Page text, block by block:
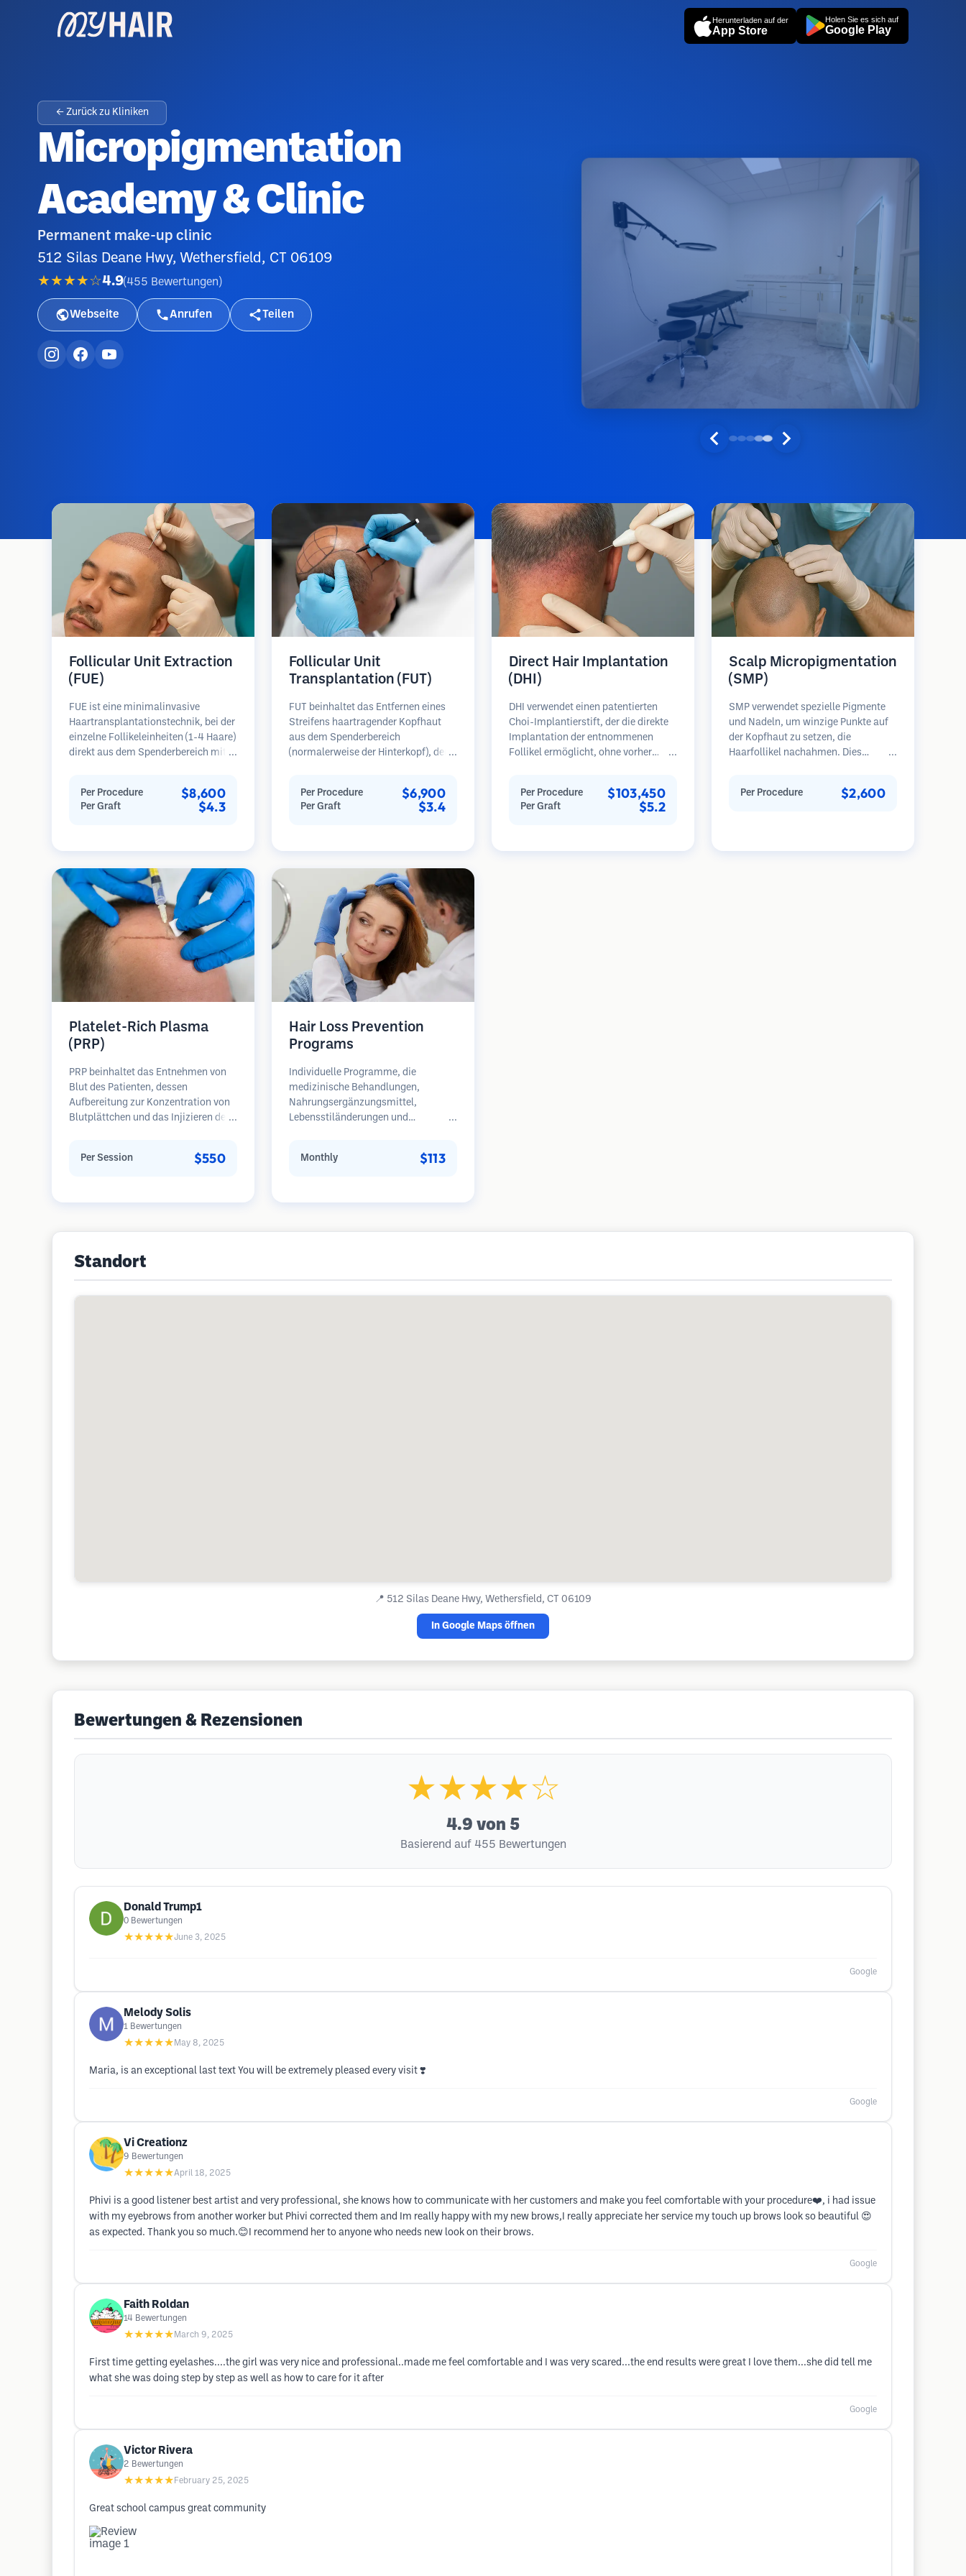
Herunterladen auf der
App Store
Holen Sie es sich auf
Google Play
← Zurück zu Kliniken
Micropigmentation
Academy & Clinic
Permanent make-up clinic
512 Silas Deane Hwy, Wethersfield, CT 06109
★★★★☆4.9(455 Bewertungen )
Webseite Anrufen Teilen
Follicular Unit Extraction
(FUE)
FUE ist eine minimalinvasive
Haartransplantationstechnik, bei der
einzelne Follikeleinheiten (1-4 Haare)
direkt aus dem Spenderbereich mit
werden dann in die
Empfängerbereiche in kahlen Zonen
schnellere Heilung im Vergleich zu
Streifenentnahmemethoden.
Per Procedure $8,600
Per Graft $4.3
Follicular Unit
Transplantation (FUT)
FUT beinhaltet das Entfernen eines
Streifens haartragender Kopfhaut
aus dem Spenderbereich
(normalerweise der Hinterkopf), der
Diese Einheiten werden in den
Empfängerbereich transplantiert.
Per Procedure $6,900
Per Graft $3.4
Direct Hair Implantation
(DHI)
DHI verwendet einen patentierten
Choi-Implantierstift, der die direkte
Implantation der entnommenen
Follikel ermöglicht, ohne vorher
Kontrolle über Tiefe, Richtung und
Winkel der implantierten Haare und
Per Procedure $103,450
Per Graft $5.2
Scalp Micropigmentation
(SMP)
SMP verwendet spezielle Pigmente
und Nadeln, um winzige Punkte auf
der Kopfhaut zu setzen, die
Haarfollikel nachahmen. Dies
rasierten Kopfes. Das Verfahren
Per Procedure $2,600
Platelet-Rich Plasma
(PRP)
PRP beinhaltet das Entnehmen von
Blut des Patienten, dessen
Aufbereitung zur Konzentration von
Blutplättchen und das Injizieren des
Wachstumsfaktoren in den
erforderlich.
Per Session $550
Hair Loss Prevention
Programs
Individuelle Programme, die
medizinische Behandlungen,
Nahrungsergänzungsmittel,
Lebensstiländerungen und
Haarausfalls kombinieren.
Monthly $113
Standort
📍 512 Silas Deane Hwy, Wethersfield, CT 06109
In Google Maps öffnen
Bewertungen & Rezensionen
★★★★☆
4.9 von 5
Basierend auf 455 Bewertungen
Donald Trump1
0 Bewertungen
★★★★★June 3, 2025
Google
Melody Solis
1 Bewertungen
★★★★★ May 8, 2025
Maria, is an exceptional last text You will be extremely pleased every visit ❣️
Google
Vi Creationz
9 Bewertungen
★★★★★April 18, 2025
Phivi is a good listener best artist and very professional, she knows how to communicate with her customers and make you feel comfortable with your procedure❤️, i had issue
with my eyebrows from another worker but Phivi corrected them and Im really happy with my new brows,I really appreciate her service my touch up brows look so beautiful 😍
as expected. Thank you so much.😊I recommend her to anyone who needs new look on their brows.
Google
Faith Roldan
14 Bewertungen
★★★★★ March 9, 2025
First time getting eyelashes....the girl was very nice and professional..made me feel comfortable and I was very scared...the end results were great I love them...she did tell me
what she was doing step by step as well as how to care for it after
Google
Victor Rivera
2 Bewertungen
★★★★★ February 25, 2025
Great school campus great community